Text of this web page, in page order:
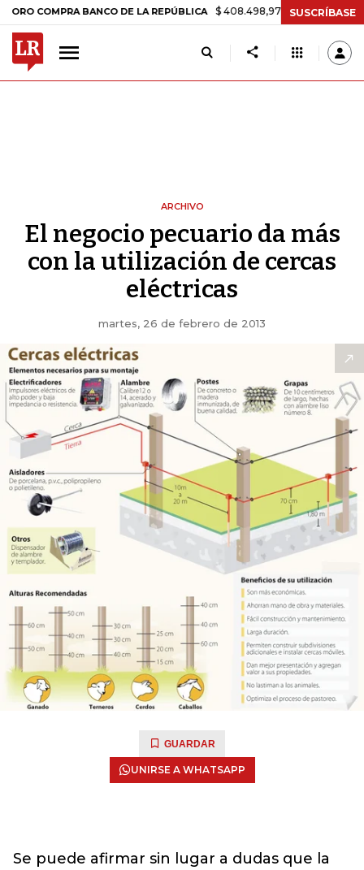
COMPRA BANCO DE LA REPÚBLICA $ 408.498,97 +$ 8.753,81 +2,19%
SUSCRÍBASE
ARCHIVO
El negocio pecuario da más
con la utilización de cercas
eléctricas
martes, 26 de febrero de 2013
GUARDAR
UNIRSE A WHATSAPP
Se puede afirmar sin lugar a dudas que la